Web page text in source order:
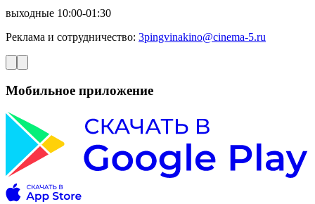
выходные 10:00-01:30
Реклама и сотрудничество: 3pingvinakino@cinema-5.ru
Мобильное приложение